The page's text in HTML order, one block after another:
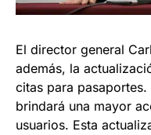
El director general
además, la
citas para
brindará una mayor
usuarios. Esta